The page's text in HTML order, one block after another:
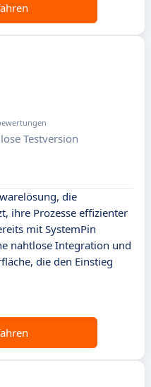
Testversion
die
ihre Prozesse effizienter
mit SystemPin
nahtlose Integration und
die den Einstieg